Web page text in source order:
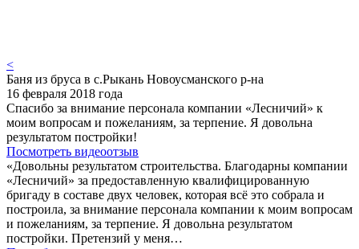
<
Баня из бруса в с.Рыкань Новоусманского р-на
16 февраля 2018 года
Спасибо за внимание персонала компании «Лесничий» к
моим вопросам и пожеланиям, за терпение. Я довольна
результатом постройки!
Посмотреть видеоотзыв
«Довольны результатом строительства. Благодарны компании
«Лесничий» за предоставленную квалифицированную
бригаду в составе двух человек, которая всё это собрала и
построила, за внимание персонала компании к моим вопросам
и пожеланиям, за терпение. Я довольна результатом
постройки. Претензий у меня…